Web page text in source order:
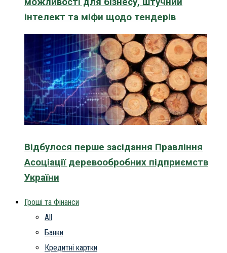
інтелект та міфи щодо тендерів
Відбулося перше засідання Правління
Асоціації деревообробних підприємств
України
Гроші та Фінанси
All
Банки
Кредитні картки